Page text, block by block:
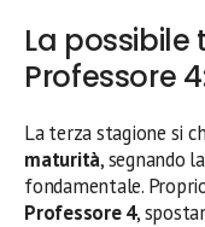
La possibile
Professore
La terza stagione si
maturità, segnando
fondamentale.
Professore 4,